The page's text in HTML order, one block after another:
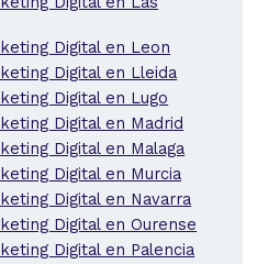
Digital en Leon
Digital en Lleida
Digital en Lugo
Digital en Madrid
Digital en Malaga
Digital en Murcia
Digital en Navarra
Digital en Ourense
Digital en Palencia